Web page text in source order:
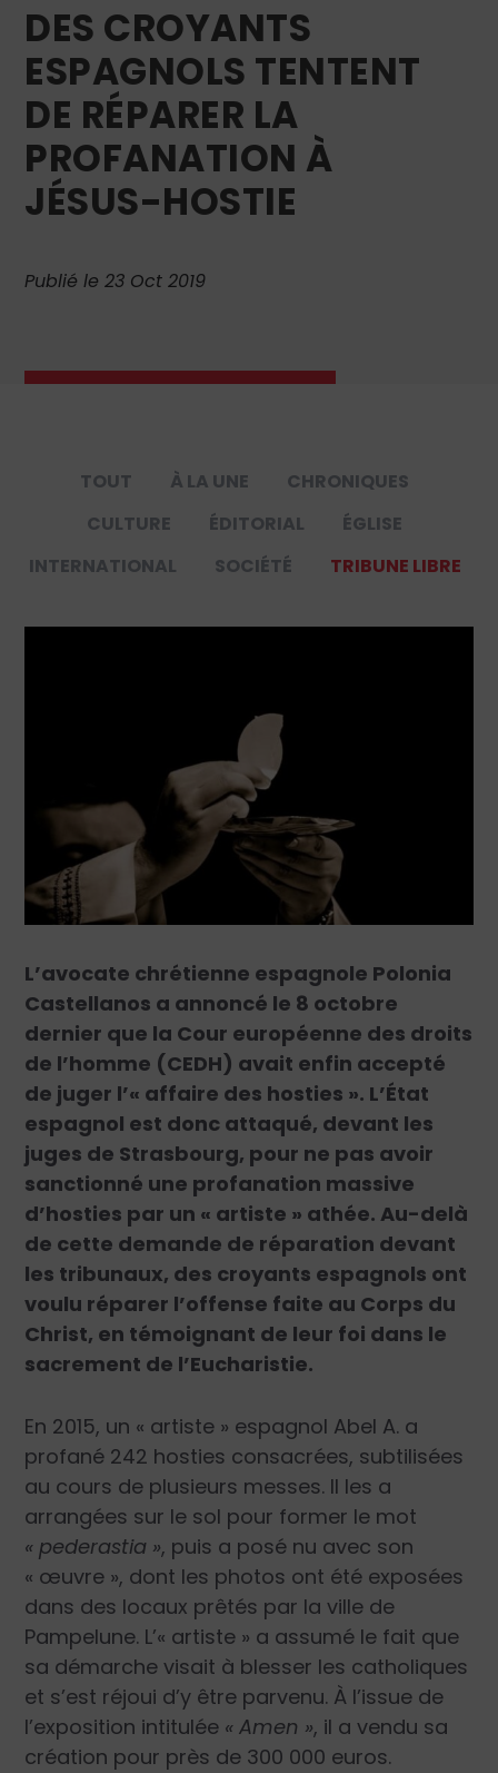
DES CROYANTS
ESPAGNOLS TENTENT
DE RÉPARER LA
PROFANATION À
JÉSUS-HOSTIE
Publié le 23 Oct 2019
TOUT À LA UNE
CHRONIQUES
CULTURE
ÉDITORIAL
ÉGLISE
INTERNATIONAL
SOCIÉTÉ TRIBUNE LIBRE
L’avocate chrétienne espagnole Polonia
Castellanos a annoncé le 8 octobre
dernier que la Cour européenne des droits
de l’homme (CEDH) avait enfin accepté
de juger l’« affaire des hosties ». L’État
espagnol est donc attaqué, devant les
juges de Strasbourg, pour ne pas avoir
sanctionné une profanation massive
d’hosties par un « artiste » athée. Au-delà
de cette demande de réparation devant
les tribunaux, des croyants espagnols ont
voulu réparer l’offense faite au Corps du
Christ, en témoignant de leur foi dans le
sacrement de l’Eucharistie.
En 2015, un « artiste » espagnol Abel A. a
profané 242 hosties consacrées, subtilisées
au cours de plusieurs messes. Il les a
arrangées sur le sol pour former le mot
« pederastia », puis a posé nu avec son
« œuvre », dont les photos ont été exposées
dans des locaux prêtés par la ville de
Pampelune. L’« artiste » a assumé le fait que
sa démarche visait à blesser les catholiques
et s’est réjoui d’y être parvenu. À l’issue de
l’exposition intitulée « Amen », il a vendu sa
création pour près de 300 000 euros.